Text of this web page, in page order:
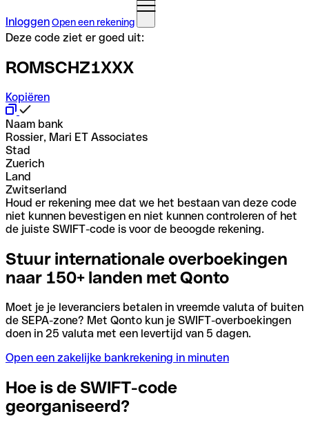
InloggenOpen een rekening
Deze code ziet er goed uit:
ROMSCHZ1XXX
Kopiëren
Naam bank
Rossier, Mari ET Associates
Stad
Zuerich
Land
Zwitserland
Houd er rekening mee dat we het bestaan van deze code
niet kunnen bevestigen en niet kunnen controleren of het
de juiste SWIFT-code is voor de beoogde rekening.
Stuur internationale overboekingen
naar 150+ landen met Qonto
Moet je je leveranciers betalen in vreemde valuta of buiten
de SEPA-zone? Met Qonto kun je SWIFT-overboekingen
doen in 25 valuta met een levertijd van 5 dagen.
Open een zakelijke bankrekening in minuten
Hoe is de SWIFT-code
georganiseerd?